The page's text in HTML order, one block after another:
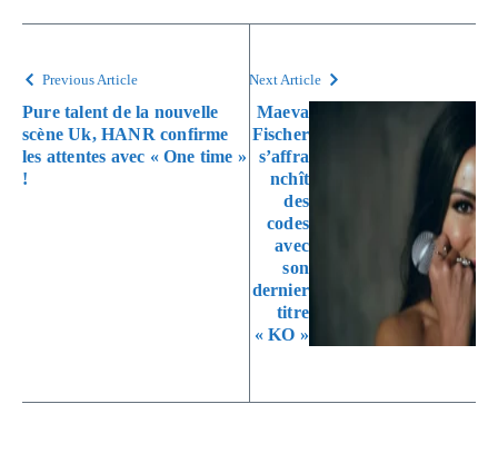
Previous Article
Pure talent de la nouvelle
scène Uk, HANR confirme
les attentes avec « One time »
!
Next Article
Maeva
Fischer
s’affra
nchît
des
codes
avec
son
dernier
titre
« KO »